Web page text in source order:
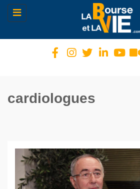
Toggle
navigation
cardiologues